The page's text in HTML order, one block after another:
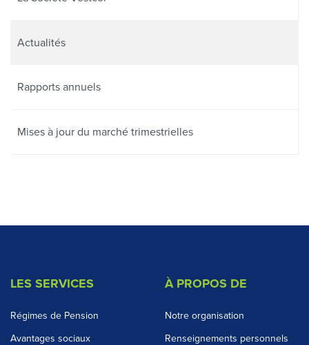
Actualités
Rapports annuels
Mises à jour du marché trimestrielles
LES SERVICES
Régimes de Pension
Avantages sociaux
À PROPOS DE
Notre organisation
Renseignements personnels